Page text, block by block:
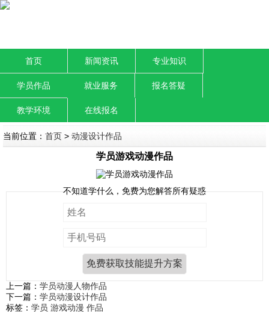
首页 新闻资讯 专业知识
学员作品 就业服务 报名答疑
教学环境 在线报名
当前位置： 首页 > 动漫设计作品
学员游戏动漫作品
不知道学什么，免费为您解答所有疑惑
上一篇： 学员动漫人物作品
下一篇： 学员动漫设计作品
标签： 学员 游戏动漫 作品